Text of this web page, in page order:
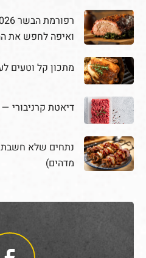
ואיפה לחפש את
מתכון קל וטעים
דיאטת קרניבורי
נתחים שלא
מדהים)